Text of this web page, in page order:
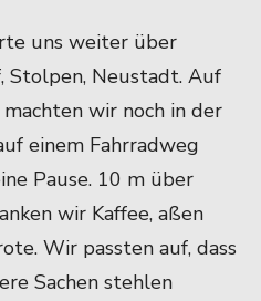
uns weiter über
Stolpen, Neustadt. Auf
wir noch in der
einem Fahrradweg
Pause. 10 m über
wir Kaffee, aßen
Wir passten auf, dass
Sachen stehlen